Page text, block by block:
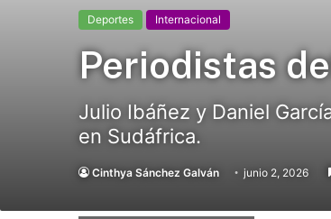
Deportes Internacional
Periodistas
Julio Ibáñez y Daniel
en Sudáfrica.
Cinthya Sánchez Galván junio 2, 2026